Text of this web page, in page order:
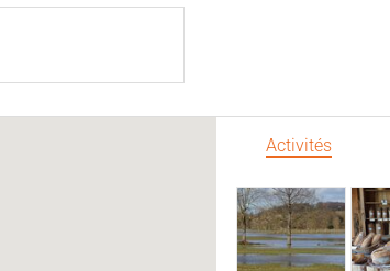
Activités